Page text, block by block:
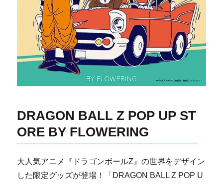
DRAGON BALL Z POP UP ST
ORE BY FLOWERING
大人気アニメ『ドラゴンボールZ』の世界をデザイン
した限定グッズが登場！「DRAGON BALL Z POP U